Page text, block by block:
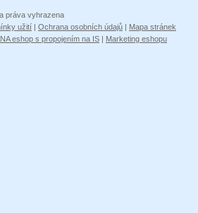
práva vyhrazena
užití | Ochrana osobních údajů | Mapa stránek
eshop s propojením na IS | Marketing eshopu